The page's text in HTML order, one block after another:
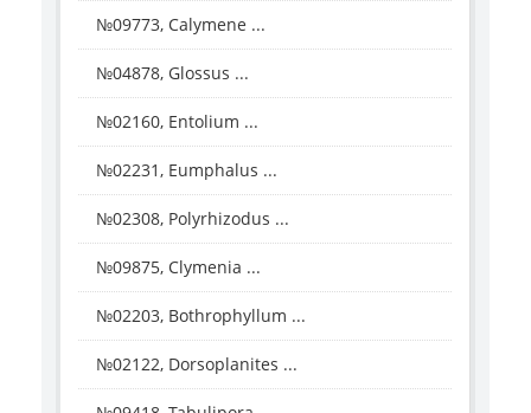
№09773, Calymene ...
№04878, Glossus ...
№02160, Entolium ...
№02231, Eumphalus ...
№02308, Polyrhizodus ...
№09875, Clymenia ...
№02203, Bothrophyllum ...
№02122, Dorsoplanites ...